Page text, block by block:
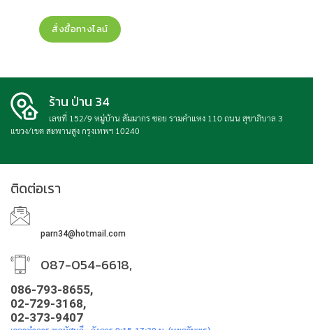
สั่งซื้อทางไลน์
ร้าน ป่าน 34
เลขที่ 152/9 หมู่บ้าน สัมมากร ซอย รามคำแหง 110 ถนน สุขาภิบาล 3
แขวง/เขต สะพานสูง กรุงเทพฯ 10240
ติดต่อเรา
parn34@hotmail.com
087-054-6618,
086-793-8655,
02-729-3168,
02-373-9407